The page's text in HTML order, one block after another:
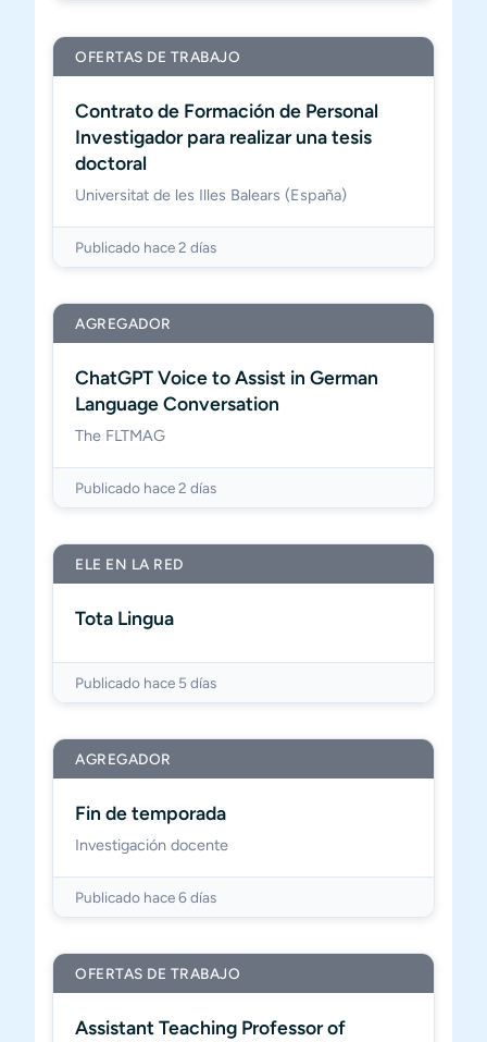
OFERTAS DE TRABAJO
Contrato de Formación de Personal
Investigador para realizar una tesis
doctoral
Universitat de les Illes Balears (España)
Publicado hace 2 días
AGREGADOR
ChatGPT Voice to Assist in German
Language Conversation
The FLTMAG
Publicado hace 2 días
ELE EN LA RED
Tota Lingua
Publicado hace 5 días
AGREGADOR
Fin de temporada
Investigación docente
Publicado hace 6 días
OFERTAS DE TRABAJO
Assistant Teaching Professor of